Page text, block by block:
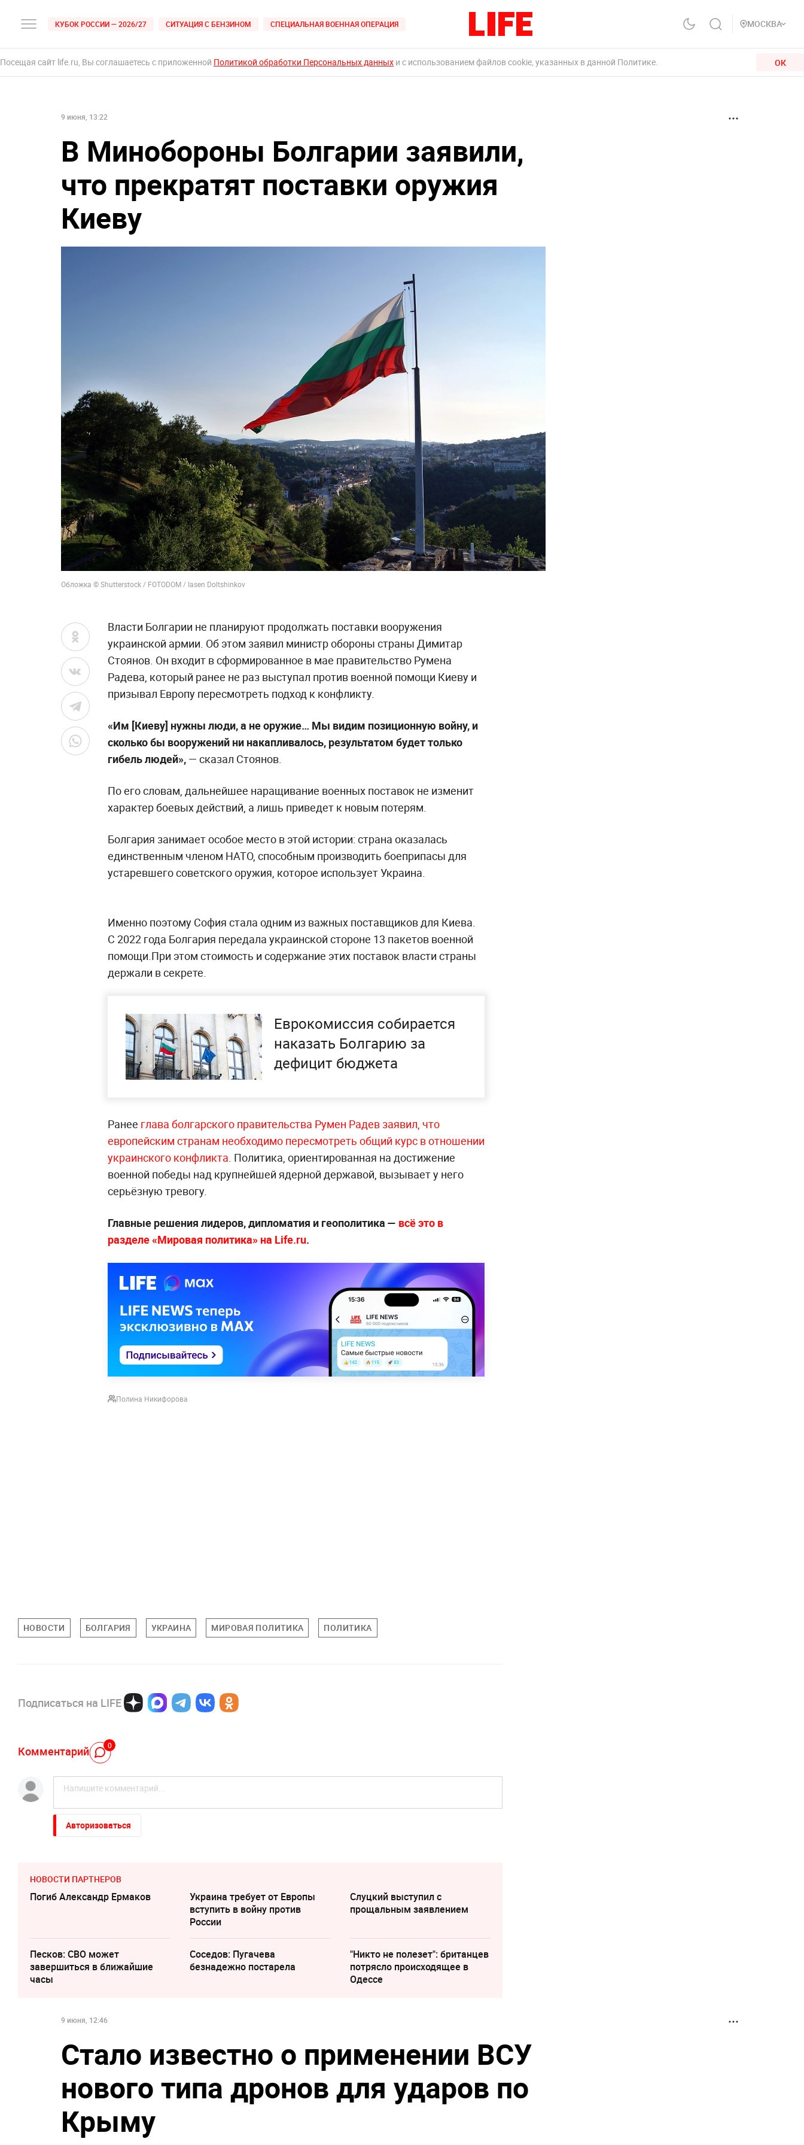
КУБОК РОССИИ — 2026/27 СИТУАЦИЯ С БЕНЗИНОМ СПЕЦИАЛЬНАЯ ВОЕННАЯ ОПЕРАЦИЯ МОСКВА
Посещая сайт life.ru, Вы соглашаетесь с приложенной Политикой обработки Персональных данных и с использованием файлов cookie, указанных в данной Политике. ОК
9 июня, 13:22
В Минобороны Болгарии заявили,
что прекратят поставки оружия
Киеву
Обложка © Shutterstock / FOTODOM / Iasen Doltshinkov
Власти Болгарии не планируют продолжать поставки вооружения
украинской армии. Об этом заявил министр обороны страны Димитар
Стоянов. Он входит в сформированное в мае правительство Румена
Радева, который ранее не раз выступал против военной помощи Киеву и
призывал Европу пересмотреть подход к конфликту.
«Им [Киеву] нужны люди, а не оружие… Мы видим позиционную войну, и
сколько бы вооружений ни накапливалось, результатом будет только
гибель людей», — сказал Стоянов.
По его словам, дальнейшее наращивание военных поставок не изменит
характер боевых действий, а лишь приведет к новым потерям.
Болгария занимает особое место в этой истории: страна оказалась
единственным членом НАТО, способным производить боеприпасы для
устаревшего советского оружия, которое использует Украина.
Именно поэтому София стала одним из важных поставщиков для Киева.
С 2022 года Болгария передала украинской стороне 13 пакетов военной
помощи.При этом стоимость и содержание этих поставок власти страны
держали в секрете.
Еврокомиссия собирается
наказать Болгарию за
дефицит бюджета
Ранее глава болгарского правительства Румен Радев заявил, что
европейским странам необходимо пересмотреть общий курс в отношении
украинского конфликта. Политика, ориентированная на достижение
военной победы над крупнейшей ядерной державой, вызывает у него
серьёзную тревогу.
Главные решения лидеров, дипломатия и геополитика — всё это в
разделе «Мировая политика» на Life.ru.
Полина Никифорова
НОВОСТИ БОЛГАРИЯ УКРАИНА МИРОВАЯ ПОЛИТИКА ПОЛИТИКА
Подписаться на LIFE
Комментарий 0
Авторизоваться
НОВОСТИ ПАРТНЕРОВ
Погиб Александр Ермаков
Украина требует от Европы
вступить в войну против
России
Слуцкий выступил с
прощальным заявлением
Песков: СВО может
завершиться в ближайшие
часы
Соседов: Пугачева
безнадежно постарела
"Никто не полезет": британцев
потрясло происходящее в
Одессе
9 июня, 12:46
Стало известно о применении ВСУ
нового типа дронов для ударов по
Крыму